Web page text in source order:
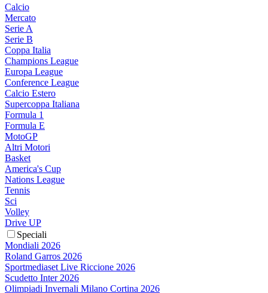
Calcio
Mercato
Serie A
Serie B
Coppa Italia
Champions League
Europa League
Conference League
Calcio Estero
Supercoppa Italiana
Formula 1
Formula E
MotoGP
Altri Motori
Basket
America's Cup
Nations League
Tennis
Sci
Volley
Drive UP
Speciali
Mondiali 2026
Roland Garros 2026
Sportmediaset Live Riccione 2026
Scudetto Inter 2026
Olimpiadi Invernali Milano Cortina 2026